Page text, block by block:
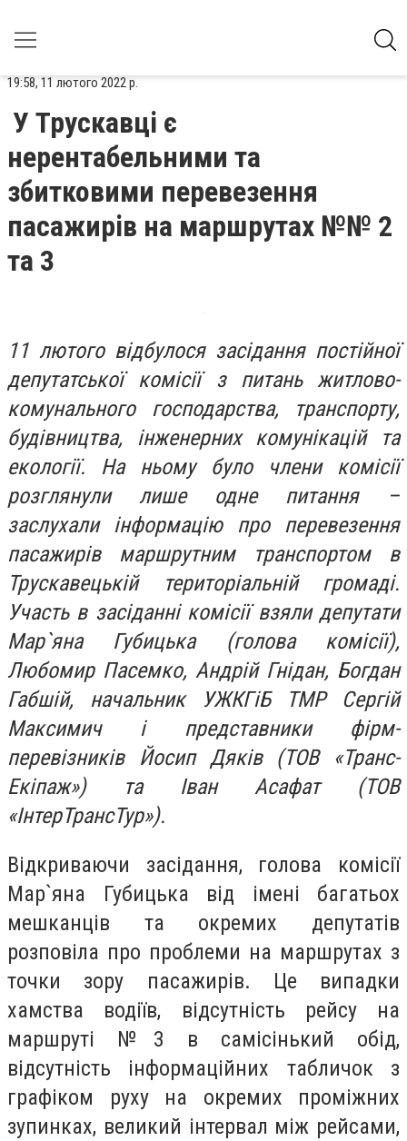
19:58, 11 лютого 2022 р.
У Трускавці є
нерентабельними та
збитковими перевезення
пасажирів на маршрутах №№ 2
та 3
11 лютого відбулося засідання постійної
депутатської комісії з питань житлово-
комунального господарства, транспорту,
будівництва, інженерних комунікацій та
екології. На ньому було члени комісії
розглянули лише одне питання –
заслухали інформацію про перевезення
пасажирів маршрутним транспортом в
Трускавецькій територіальній громаді.
Участь в засіданні комісії взяли депутати
Мар`яна Губицька (голова комісії),
Любомир Пасемко, Андрій Гнідан, Богдан
Габшій, начальник УЖКГіБ ТМР Сергій
Максимич і представники фірм-
перевізників Йосип Дяків (ТОВ «Транс-
Екіпаж») та Іван Асафат (ТОВ
«ІнтерТрансТур»).
Відкриваючи засідання, голова комісії
Мар`яна Губицька від імені багатьох
мешканців та окремих депутатів
розповіла про проблеми на маршрутах з
точки зору пасажирів. Це випадки
хамства водіїв, відсутність рейсу на
маршруті №3 в самісінький обід,
відсутність інформаційних табличок з
графіком руху на окремих проміжних
зупинках, великий інтервал між рейсами,